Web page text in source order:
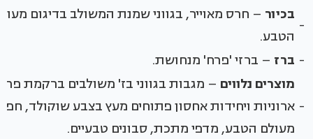
-
בכיור – חרס מאוייר, בגווני שמנת המשולב בדיגום
הטבע.
- ברז – ברזי 'פרח' מנחושת.
-
מוצרים נלווים – מגבות בגווני בז' משולבים ברקמת
ארוניות ויחידות אחסון פתוחים מעץ בצבע שוקולד,
מעולם הטבע, מדפי מתכת, סבונים טבעיים.